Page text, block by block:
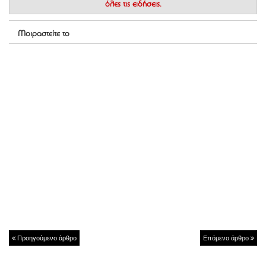
όλες τις ειδήσεις.
Μοιραστείτε το
Προηγούμενο άρθρο Επόμενο άρθρο